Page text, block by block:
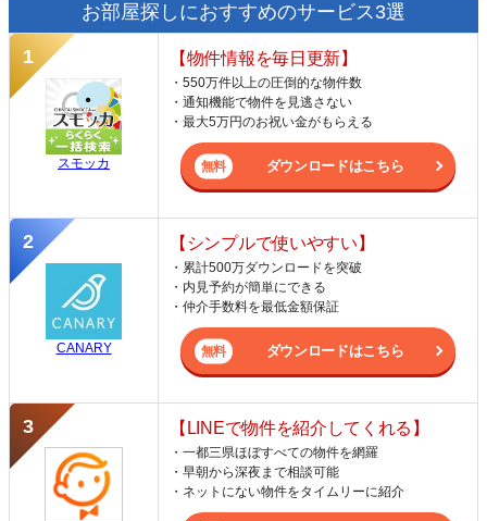
お部屋探しにおすすめのサービス3選
スモッカ
【物件情報を毎日更新】
・550万件以上の圧倒的な物件数
・通知機能で物件を見逃さない
・最大5万円のお祝い金がもらえる
ダウンロードはこちら
CANARY
【シンプルで使いやすい】
・累計500万ダウンロードを突破
・内見予約が簡単にできる
・仲介手数料を最低金額保証
ダウンロードはこちら
【LINEで物件を紹介してくれる】
・一都三県ほぼすべての物件を網羅
・早朝から深夜まで相談可能
・ネットにない物件をタイムリーに紹介